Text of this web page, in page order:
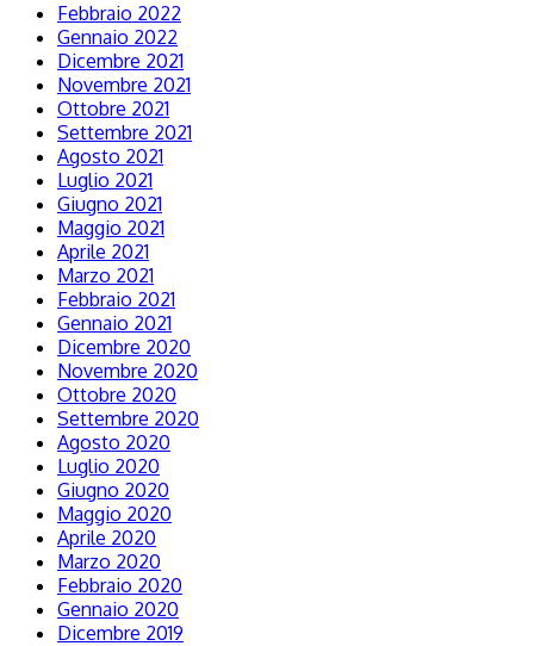
Febbraio 2022
Gennaio 2022
Dicembre 2021
Novembre 2021
Ottobre 2021
Settembre 2021
Agosto 2021
Luglio 2021
Giugno 2021
Maggio 2021
Aprile 2021
Marzo 2021
Febbraio 2021
Gennaio 2021
Dicembre 2020
Novembre 2020
Ottobre 2020
Settembre 2020
Agosto 2020
Luglio 2020
Giugno 2020
Maggio 2020
Aprile 2020
Marzo 2020
Febbraio 2020
Gennaio 2020
Dicembre 2019